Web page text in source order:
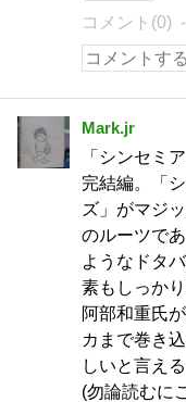
コメント(0)
Mark.jr
「シンセミ
完結編。「
ズ」がマジ
のルーツで
ようなドタ
素もしっか
阿部和重氏
カまで巻き
しいと言え
(勿論読むに